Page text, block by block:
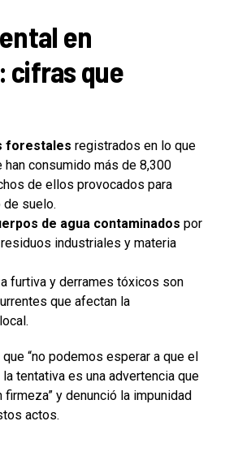
en
cifras que
forestales registrados en lo que
han consumido más de 8,300
de ellos provocados para
de suelo.
de agua contaminados por
industriales y materia
furtiva y derrames tóxicos son
que afectan la
“no podemos esperar a que el
tentativa es una advertencia que
y denunció la impunidad
actos.